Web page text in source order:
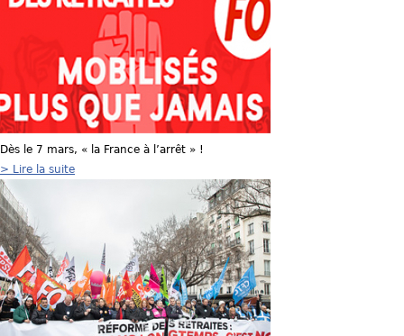
Dès le 7 mars, « la France à l’arrêt » !
> Lire la suite